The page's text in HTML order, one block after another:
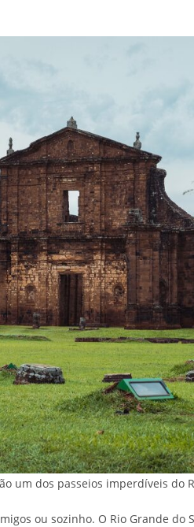
um dos passeios imperdíveis do
ou sozinho. O Rio Grande